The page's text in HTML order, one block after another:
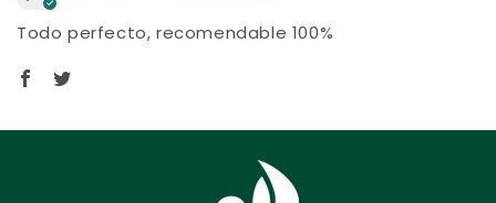
Todo perfecto, recomendable 100%